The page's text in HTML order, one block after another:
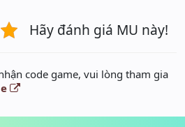
Hãy đánh giá MU này!
code game, vui lòng tham gia